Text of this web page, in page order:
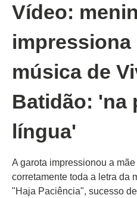
Vídeo:
impressiona
música de
Batidão: 'na
língua'
A garota impressionou a
corretamente toda a letra da
"Haja Paciência", sucesso